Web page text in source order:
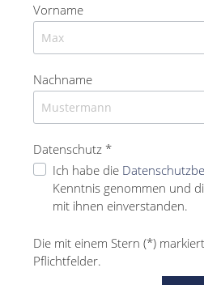
Vorname
Nachname
Datenschutz *
Ich habe die
Kenntnis genommen und
mit ihnen einverstanden.
Die mit einem Stern (*)
Pflichtfelder.